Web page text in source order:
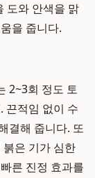
도와 안색을 맑
을 줍니다.
2~3회 정도 토
끈적임 없이 수
결해 줍니다. 또
은 기가 심한
른 진정 효과를